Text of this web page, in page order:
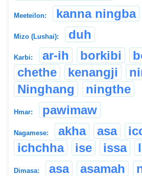
Meeteilon: kanna ningba
Mizo (Lushai): duh
Karbi: ar-ih borkibi
chethe
kenangji
Ninghang
ningthe
Hmar: pawimaw
Nagamese: akha asa
ichchha
ise issa
Dimasa: asa asamah